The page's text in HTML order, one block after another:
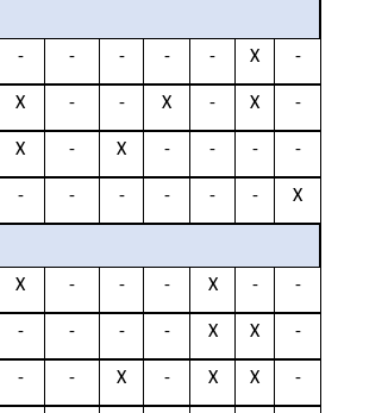
- - - - - X -
X - - X - X -
X - X - - - -
- - - - - - X
X - - - X - -
- - - - X X -
- - X - X X -